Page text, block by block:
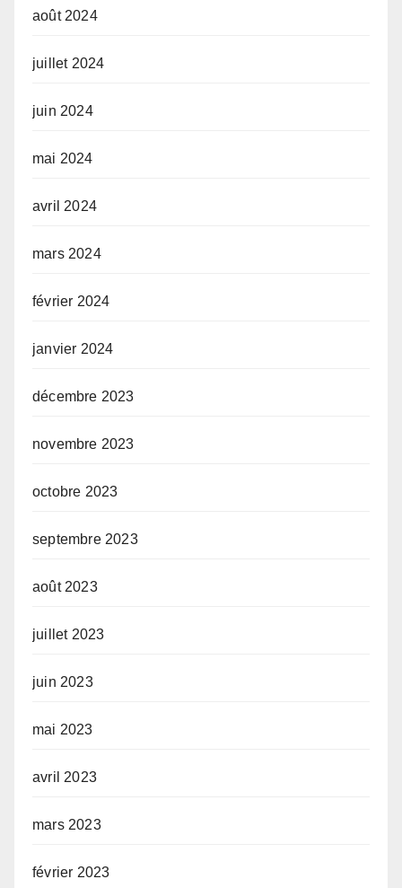
août 2024
juillet 2024
juin 2024
mai 2024
avril 2024
mars 2024
février 2024
janvier 2024
décembre 2023
novembre 2023
octobre 2023
septembre 2023
août 2023
juillet 2023
juin 2023
mai 2023
avril 2023
mars 2023
février 2023